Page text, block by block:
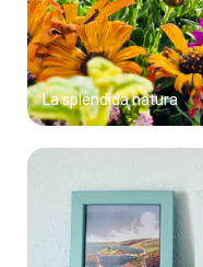
La splendida natura